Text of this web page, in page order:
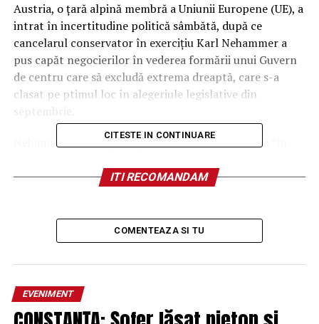
Austria, o ţară alpină membră a Uniunii Europene (UE), a
intrat în incertitudine politică sâmbătă, după ce
cancelarul conservator în exerciţiu Karl Nehammer a
pus capăt negocierilor în vederea formării unui Guvern
de centru care să excludă extrema dreaptă, care s-a
clasat pe ptimul loc în alegeriule legislative din
Nehammer a anunţat după aceea că demisionează ”în
partidului Popular austriac (ÖVP, conservator) şi a
El ocupa ambele funţcii din 2021.
desemnat preşedinte interimar al partidului.
CITESTE IN CONTINUARE
ITI RECOMANDAM
COMENTEAZA SI TU
EVENIMENT